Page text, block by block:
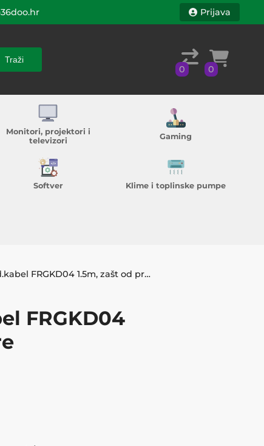
Traži
Prijava
Traži
0 0
Monitori, projektori i
televizori
Gaming
Softver Klime i toplinske pumpe
MAXPOWER prod.kabel FRGKD04 1.5m, zašt od preoptere
FRGKD04